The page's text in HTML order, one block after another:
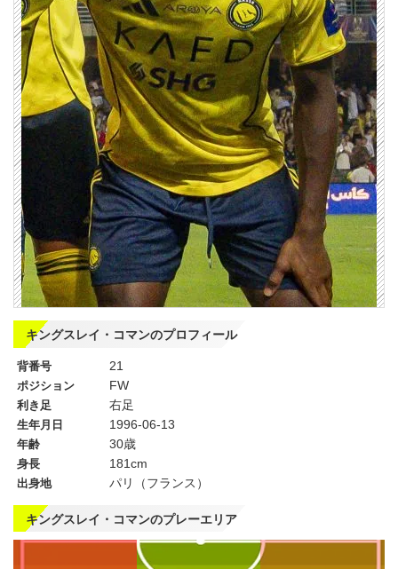
キングスレイ・コマンのプロフィール
背番号 21
ポジション FW
利き足 右足
生年月日 1996-06-13
年齢 30歳
身長 181cm
出身地 パリ（フランス）
キングスレイ・コマンのプレーエリア
左
CF
右